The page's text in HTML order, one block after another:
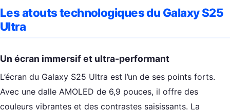
Les atouts technologiques du Galaxy S25
Ultra
Un écran immersif et ultra-performant
L’écran du Galaxy S25 Ultra est l’un de ses points forts.
Avec une dalle AMOLED de 6,9 pouces, il offre des
couleurs vibrantes et des contrastes saisissants. La